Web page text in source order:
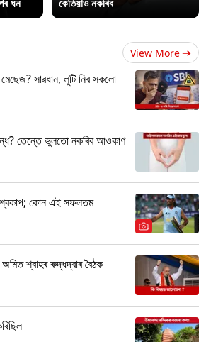
ধন
কেতিয়াও নকৰিব
View More
সাৱধান, লুটি নিব সকলো
তেন্তে ভুলতো নকৰিব আওকাণ
কোন এই সফলতম
শ্বাহৰ ৰুদ্ধদ্বাৰ বৈঠক